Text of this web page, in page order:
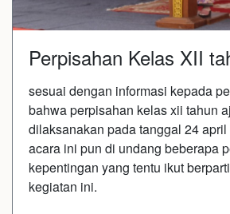
Perpisahan Kelas XII
sesuai dengan informasi kepada
bahwa perpisahan kelas xii tahun
dilaksanakan pada tanggal 24
acara ini pun di undang beberapa
kepentingan yang tentu ikut
kegiatan ini.